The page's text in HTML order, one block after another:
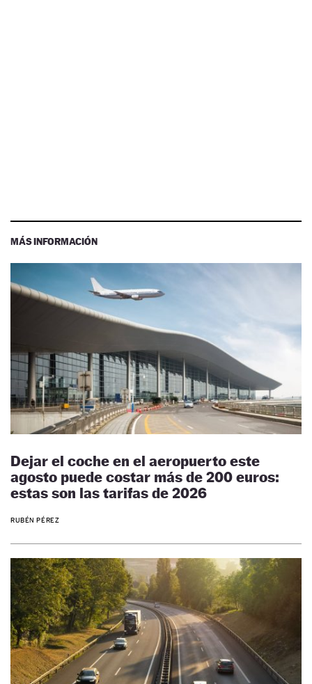
MÁS INFORMACIÓN
Dejar el coche en el aeropuerto este
agosto puede costar más de 200 euros:
estas son las tarifas de 2026
RUBÉN PÉREZ